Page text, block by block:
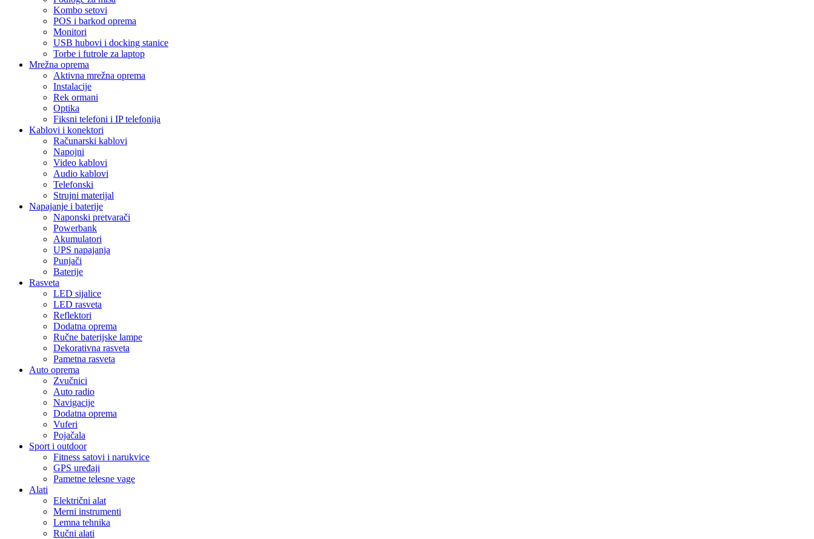
Kombo setovi
POS i barkod oprema
Monitori
USB hubovi i docking stanice
Torbe i futrole za laptop
Mrežna oprema
Aktivna mrežna oprema
Instalacije
Rek ormani
Optika
Fiksni telefoni i IP telefonija
Kablovi i konektori
Računarski kablovi
Napojni
Video kablovi
Audio kablovi
Telefonski
Strujni materijal
Napajanje i baterije
Naponski pretvarači
Powerbank
Akumulatori
UPS napajanja
Punjači
Baterije
Rasveta
LED sijalice
LED rasveta
Reflektori
Dodatna oprema
Ručne baterijske lampe
Dekorativna rasveta
Pametna rasveta
Auto oprema
Zvučnici
Auto radio
Navigacije
Dodatna oprema
Vuferi
Pojačala
Sport i outdoor
Fitness satovi i narukvice
GPS uređaji
Pametne telesne vage
Alati
Električni alat
Merni instrumenti
Lemna tehnika
Ručni alati